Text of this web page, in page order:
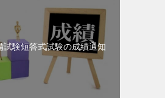
試験短答式試験の成績通知